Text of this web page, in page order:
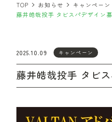
TOP お知らせ
キャンペーン
藤井皓哉投手 タビスパデザイン
2025.10.09 キャンペーン
藤井皓哉投手 タビ